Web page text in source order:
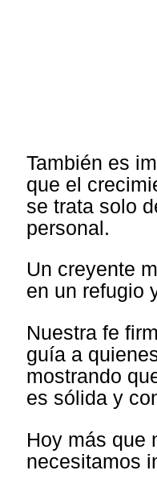
También es
que el
se trata solo
personal.
Un creyente
en un refugio
Nuestra fe
guía a
mostrando
es sólida y
Hoy más que
necesitamos